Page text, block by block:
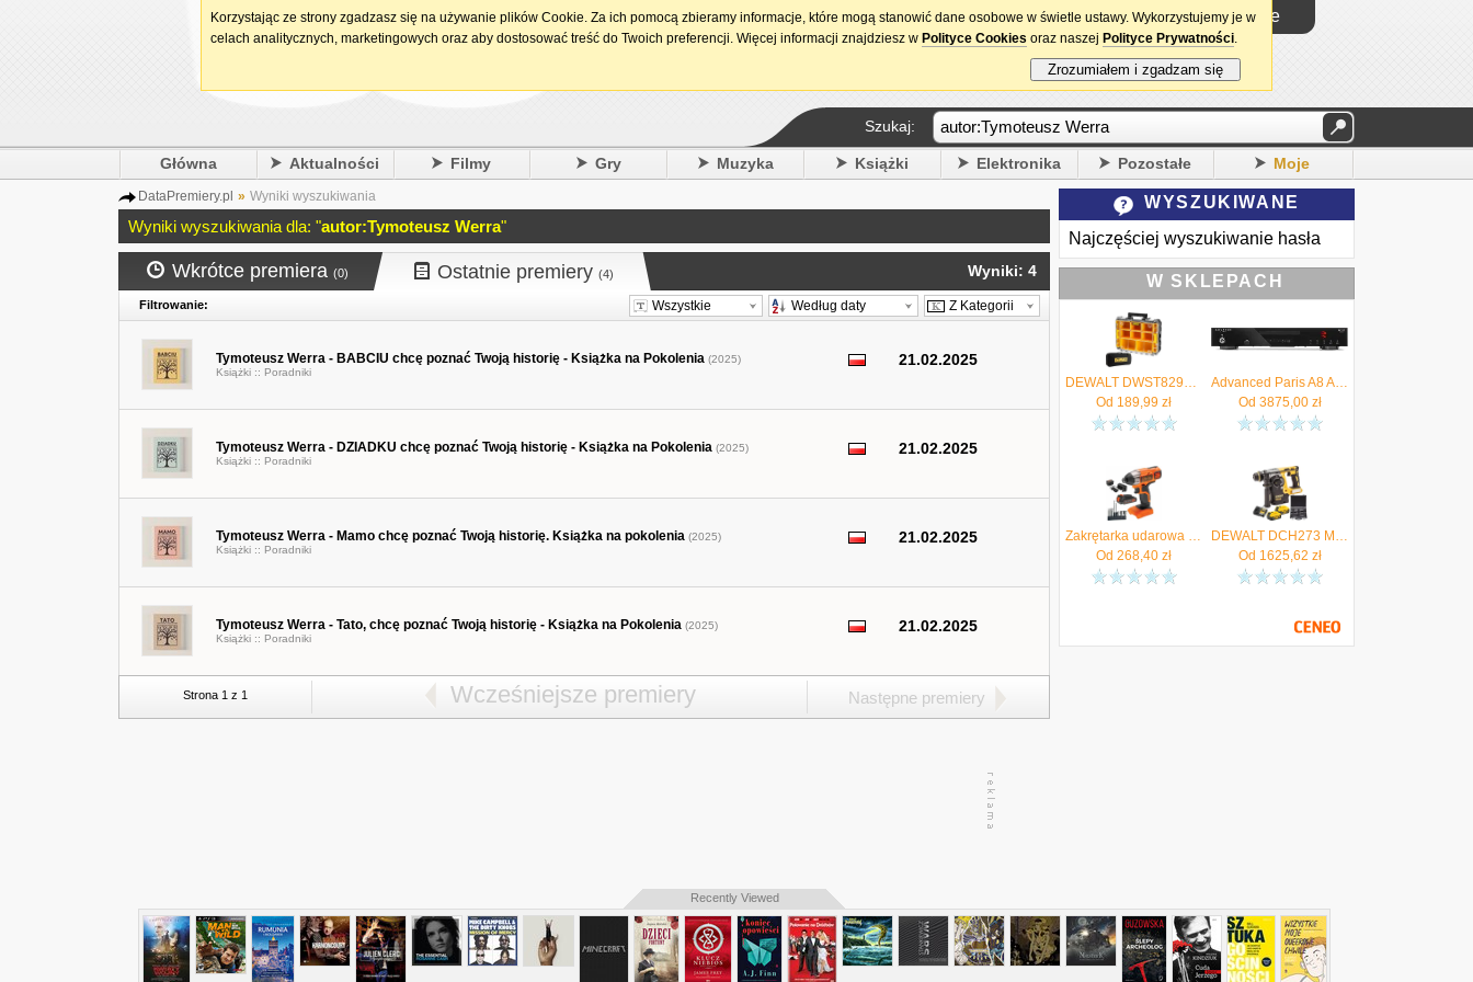
15. urodziny DataPremiery.pl Logowanie
Szukaj:
Główna Aktualności Filmy Gry Muzyka Książki Elektronika Pozostałe Moje
DataPremiery.pl » Wyniki wyszukiwania
Wyniki wyszukiwania dla: "autor:Tymoteusz Werra"
Wkrótce premiera (0) Ostatnie premiery (4) Wyniki: 4
Filtrowanie: Wszystkie Według daty Z Kategorii
Tymoteusz Werra - BABCIU chcę poznać Twoją historię - Książka na Pokolenia (2025)
Książki :: Poradniki
21.02.2025
Tymoteusz Werra - DZIADKU chcę poznać Twoją historię - Książka na Pokolenia (2025)
Książki :: Poradniki
21.02.2025
Tymoteusz Werra - Mamo chcę poznać Twoją historię. Książka na pokolenia (2025)
Książki :: Poradniki
21.02.2025
Tymoteusz Werra - Tato, chcę poznać Twoją historię - Książka na Pokolenia (2025)
Książki :: Poradniki
21.02.2025
Strona 1 z 1 Wcześniejsze premiery Następne premiery
WYSZUKIWANE
Najczęściej wyszukiwanie hasła
W SKLEPACH
DEWALT DWST82968-1 Skrzynia Organizer TSTAK V 2.0 + torba narzędziowa - Autoryzowany Dystrybutor
Od 189,99 zł
Advanced Paris A8 APEX Czarny - Kup na raty do 48x0% - Negocjuj cenę 17 875 12 12 - Autoryzowany salon
Od 3875,00zł
Zakrętarka udarowa akumulatorowa 18V 155Nm 2Ah akc BLACK DECKER BDCIM18D1A - Autoryzowany Dystrybutor
Od 268,40 zł
DEWALT DCH273 Młotowiertarka SDS+ 18V 2x 5Ah ładowarka + Zestaw dłut, wierteł 11el. - Autoryzowany Dystrybutor
Od 1625,62 zł
Recently Viewed
Korzystając ze strony zgadzasz się na używanie plików Cookie. Za ich pomocą zbieramy informacje, które mogą stanowić dane osobowe w świetle ustawy. Wykorzystujemy je w
celach analitycznych, marketingowych oraz aby dostosować treść do Twoich preferencji. Więcej informacji znajdziesz w Polityce Cookies oraz naszej Polityce Prywatności.
Zrozumiałem i zgadzam się